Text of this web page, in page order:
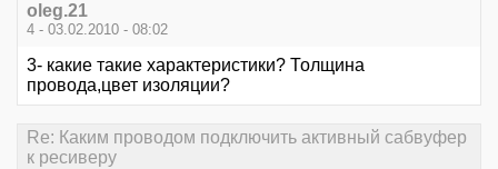
oleg.21
4 - 03.02.2010 - 08:02
3- какие такие характеристики? Толщина
провода,цвет изоляции?
Re: Каким проводом подключить активный сабвуфер
к ресиверу